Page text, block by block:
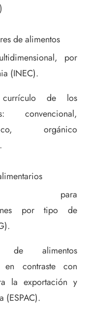
de alimentos
por
(INEC).
de los
convencional,
orgánico
para
por tipo de
de alimentos
en contraste con
la exportación y
(ESPAC).